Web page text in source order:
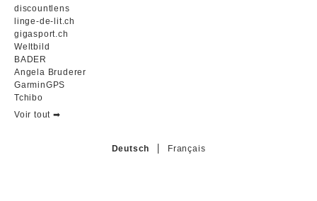
discountlens
linge-de-lit.ch
gigasport.ch
Weltbild
BADER
Angela Bruderer
GarminGPS
Tchibo
Voir tout ➡︎
Deutsch Français